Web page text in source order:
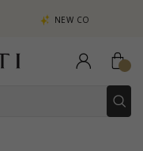
NEW COLLECTION | AURA